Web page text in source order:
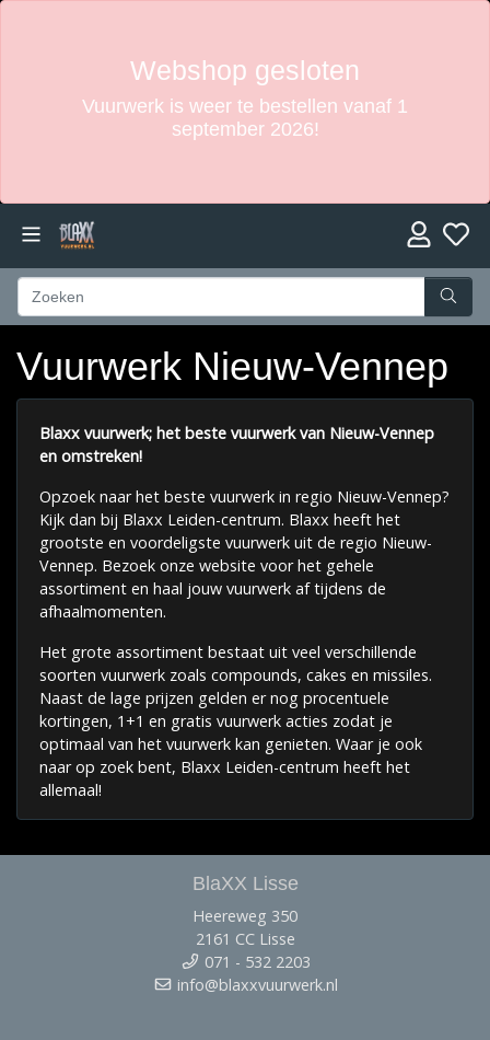
Webshop gesloten
Vuurwerk is weer te bestellen vanaf 1
september 2026!
Vuurwerk Nieuw-Vennep
Blaxx vuurwerk; het beste vuurwerk van Nieuw-Vennep
en omstreken!
Opzoek naar het beste vuurwerk in regio Nieuw-Vennep?
Kijk dan bij Blaxx Leiden-centrum. Blaxx heeft het
grootste en voordeligste vuurwerk uit de regio Nieuw-
Vennep. Bezoek onze website voor het gehele
assortiment en haal jouw vuurwerk af tijdens de
afhaalmomenten.
Het grote assortiment bestaat uit veel verschillende
soorten vuurwerk zoals compounds, cakes en missiles.
Naast de lage prijzen gelden er nog procentuele
kortingen, 1+1 en gratis vuurwerk acties zodat je
optimaal van het vuurwerk kan genieten. Waar je ook
naar op zoek bent, Blaxx Leiden-centrum heeft het
allemaal!
BlaXX Lisse
Heereweg 350
2161 CC Lisse
071 - 532 2203
info@blaxxvuurwerk.nl